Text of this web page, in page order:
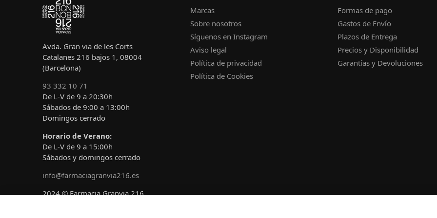
Avda. Gran via de les Corts
Catalanes 216 bajos 1, 08004
(Barcelona)
93 332 10 71
De L-V de 9 a 20:30h
Sábados de 9:00 a 13:00h
Domingos cerrado
Horario de Verano:
De L-V de 9 a 15:00h
Sábados y domingos cerrado
info@farmaciagranvia216.es
2024 © Farmacia Granvia 216
Marcas
Sobre nosotros
Síguenos en Instagram
Aviso legal
Política de privacidad
Política de Cookies
Formas de pago
Gastos de Envío
Plazos de Entrega
Precios y Disponibilidad
Garantías y Devoluciones